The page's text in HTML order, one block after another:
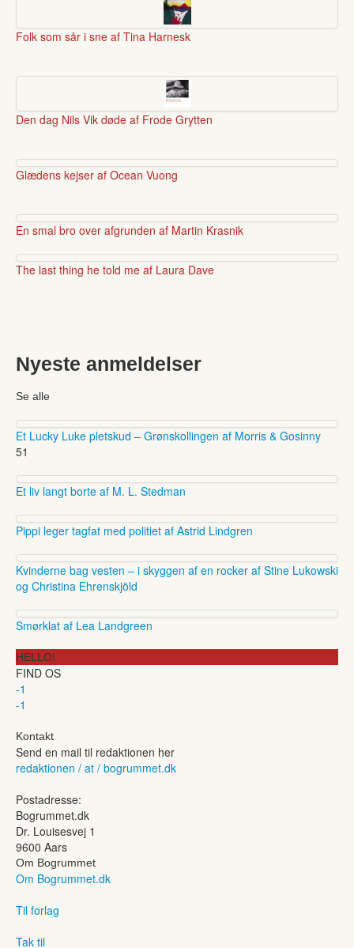
Folk som sår i sne af Tina Harnesk
Den dag Nils Vik døde af Frode Grytten
Glædens kejser af Ocean Vuong
En smal bro over afgrunden af Martin Krasnik
The last thing he told me af Laura Dave
Nyeste anmeldelser
Se alle
Et Lucky Luke pletskud – Grønskollingen af Morris & Gosinny
51
Et liv langt borte af M. L. Stedman
Pippi leger tagfat med politiet af Astrid Lindgren
Kvinderne bag vesten – i skyggen af en rocker af Stine Lukowski
og Christina Ehrenskjöld
Smørklat af Lea Landgreen
HELLO!
FIND OS
-1
-1
Kontakt
Send en mail til redaktionen her
redaktionen / at / bogrummet.dk
Postadresse:
Bogrummet.dk
Dr. Louisesvej 1
9600 Aars
Om Bogrummet
Om Bogrummet.dk
Til forlag
Tak til